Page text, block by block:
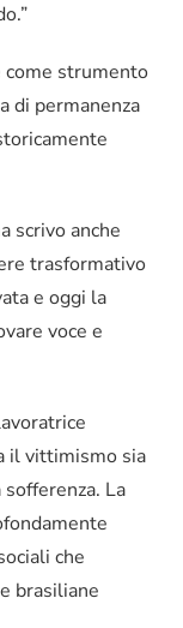
come strumento
di permanenza
scrivo anche
trasformativo
e oggi la
voce e
il vittimismo sia
La
che
brasiliane